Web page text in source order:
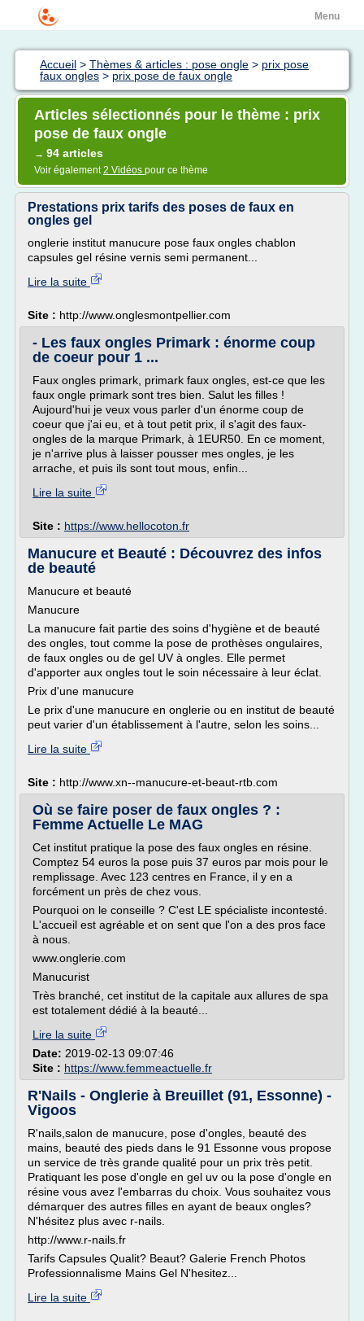
Menu
Accueil > Thèmes & articles : pose ongle > prix pose
faux ongles > prix pose de faux ongle
Articles sélectionnés pour le thème : prix
pose de faux ongle
→ 94 articles
Voir également2 Vidéos pour ce thème
Prestations prix tarifs des poses de faux en
ongles gel
onglerie institut manucure pose faux ongles chablon
capsules gel résine vernis semi permanent...
Lire la suite
Site : http://www.onglesmontpellier.com
- Les faux ongles Primark : énorme coup
de coeur pour 1 ...
Faux ongles primark, primark faux ongles, est-ce que les
faux ongle primark sont tres bien. Salut les filles !
Aujourd'hui je veux vous parler d'un énorme coup de
coeur que j'ai eu, et à tout petit prix, il s'agit des faux-
ongles de la marque Primark, à 1EUR50. En ce moment,
je n'arrive plus à laisser pousser mes ongles, je les
arrache, et puis ils sont tout mous, enfin...
Lire la suite
Site : https://www.hellocoton.fr
Manucure et Beauté : Découvrez des infos
de beauté
Manucure et beauté
Manucure
La manucure fait partie des soins d'hygiène et de beauté
des ongles, tout comme la pose de prothèses ongulaires,
de faux ongles ou de gel UV à ongles. Elle permet
d'apporter aux ongles tout le soin nécessaire à leur éclat.
Prix d'une manucure
Le prix d'une manucure en onglerie ou en institut de beauté
peut varier d'un établissement à l'autre, selon les soins...
Lire la suite
Site : http://www.xn--manucure-et-beaut-rtb.com
Où se faire poser de faux ongles ? :
Femme Actuelle Le MAG
Cet institut pratique la pose des faux ongles en résine.
Comptez 54 euros la pose puis 37 euros par mois pour le
remplissage. Avec 123 centres en France, il y en a
forcément un près de chez vous.
Pourquoi on le conseille ? C'est LE spécialiste incontesté.
L'accueil est agréable et on sent que l'on a des pros face
à nous.
www.onglerie.com
Manucurist
Très branché, cet institut de la capitale aux allures de spa
est totalement dédié à la beauté...
Lire la suite
Date: 2019-02-13 09:07:46
Site : https://www.femmeactuelle.fr
R'Nails - Onglerie à Breuillet (91, Essonne) -
Vigoos
R'nails,salon de manucure, pose d'ongles, beauté des
mains, beauté des pieds dans le 91 Essonne vous propose
un service de très grande qualité pour un prix très petit.
Pratiquant les pose d'ongle en gel uv ou la pose d'ongle en
résine vous avez l'embarras du choix. Vous souhaitez vous
démarquer des autres filles en ayant de beaux ongles?
N'hésitez plus avec r-nails.
http://www.r-nails.fr
Tarifs Capsules Qualit? Beaut? Galerie French Photos
Professionnalisme Mains Gel N'hesitez...
Lire la suite